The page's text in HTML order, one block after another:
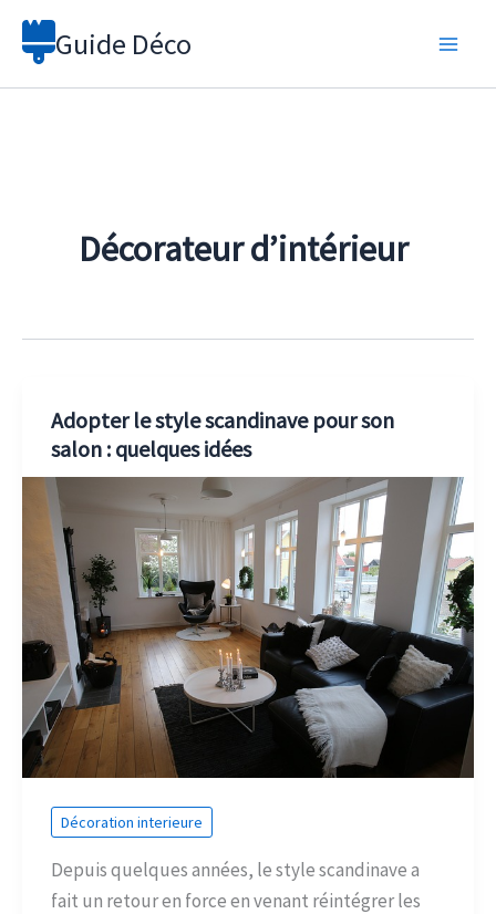
Aller
Guide Déco
Décorateur d’intérieur
Adopter le style scandinave pour son
salon : quelques idées
Décoration interieure
Depuis quelques années, le style scandinave a
fait un retour en force en venant réintégrer les